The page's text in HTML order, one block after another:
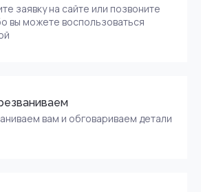
заявку на сайте или позвоните
вы можете воспользоваться
вам и обговариваем детали